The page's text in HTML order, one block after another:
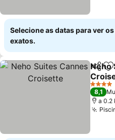
Selecione as datas para ver
exatos.
Neho
4 Estrelas
8,1
a 0.2